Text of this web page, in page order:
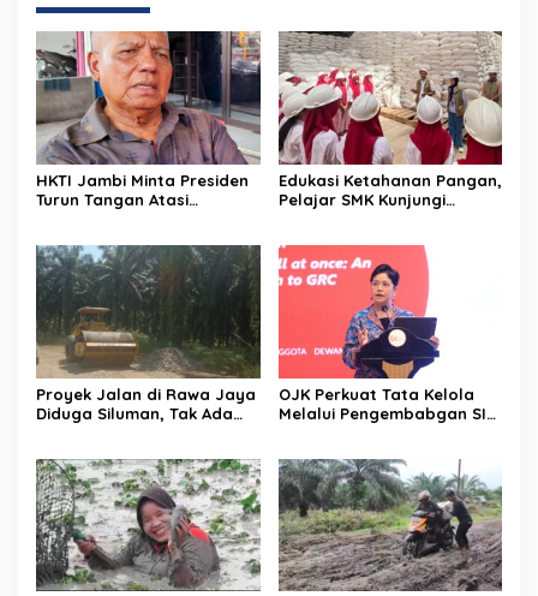
HKTI Jambi Minta Presiden
Turun Tangan Atasi
Edukasi Ketahanan Pangan,
Pelajar SMK Kunjungi
Proyek Jalan di Rawa Jaya
Diduga Siluman, Tak Ada
OJK Perkuat Tata Kelola
Melalui Pengembabgan SI-